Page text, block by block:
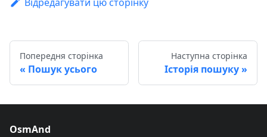
Попередня сторінка
Пошук усього
Наступна сторінка
Історія пошуку
OsmAnd